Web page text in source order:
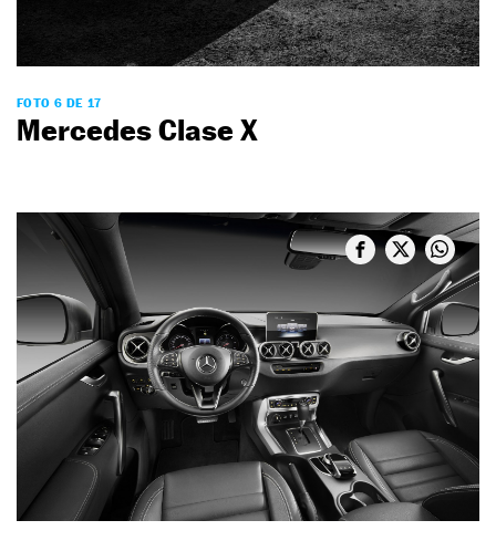
FOTO 6 DE 17
Mercedes Clase X